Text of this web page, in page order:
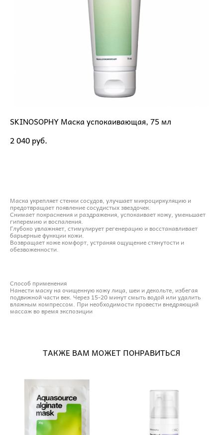
SKINOSOPHY Маска успокаивающая, 75 мл
2 040 pуб.
Маска укрепляет стенки сосудов, улучшает микроциркуляцию и
предотвращает появление сосудистых звездочек.
Снимает покраснения и раздражения, успокаивает кожу, уменьшает
гиперемию и воспаления.
Глубоко увлажняет, стимулирует регенерацию и восстанавливает
барьерные функции кожи.
Возвращает коже комфорт, устраняя ощущение стянутости и
обезвоженности.
Способ применения
Нанести маску на очищенную кожу лица, шеи и декольте, избегая
подвижной части век. Через 15-20 минут смыть водой или удалить
влажным компрессом. При необходимости провести внедряющий
массаж во время экспозиции
ТАКЖЕ ВАМ МОЖЕТ ПОНРАВИТЬСЯ